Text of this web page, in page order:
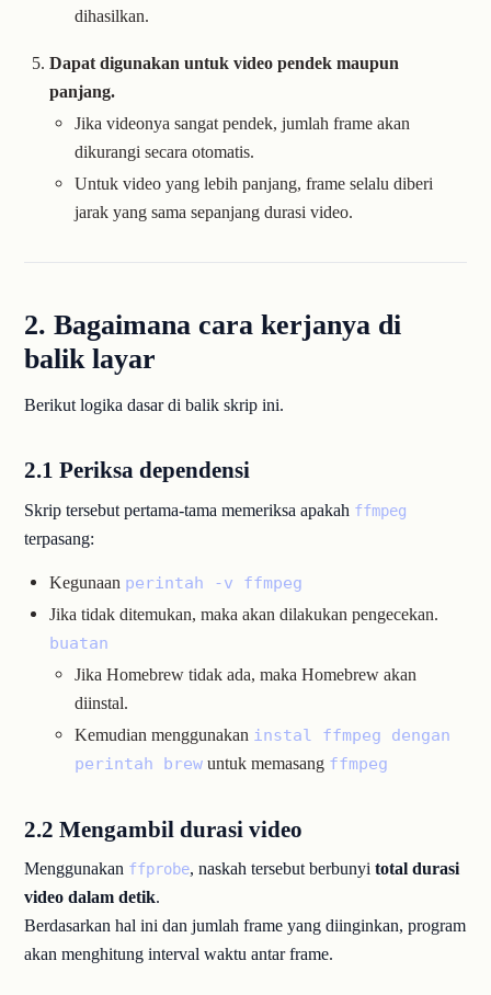
dihasilkan.
Dapat digunakan untuk video pendek maupun
panjang.
Jika videonya sangat pendek, jumlah frame akan
dikurangi secara otomatis.
Untuk video yang lebih panjang, frame selalu diberi
jarak yang sama sepanjang durasi video.
2. Bagaimana cara kerjanya di
balik layar
Berikut logika dasar di balik skrip ini.
2.1 Periksa dependensi
Skrip tersebut pertama-tama memeriksa apakah ffmpeg
terpasang:
Kegunaan perintah -v ffmpeg
Jika tidak ditemukan, maka akan dilakukan pengecekan.
buatan
Jika Homebrew tidak ada, maka Homebrew akan
diinstal.
Kemudian menggunakan instal ffmpeg dengan
perintah brew untuk memasang ffmpeg
2.2 Mengambil durasi video
Menggunakan ffprobe, naskah tersebut berbunyitotal durasi
video dalam detik.
Berdasarkan hal ini dan jumlah frame yang diinginkan, program
akan menghitung interval waktu antar frame.